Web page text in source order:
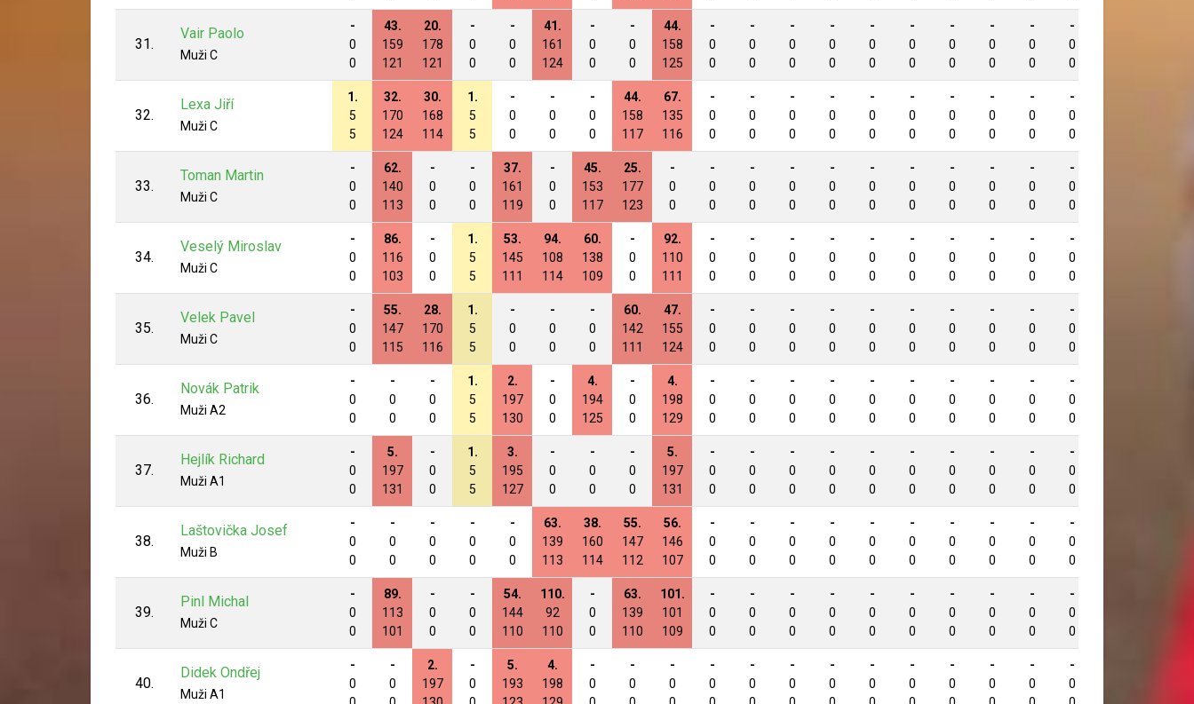
31.
Vair Paolo
Muži C
-
0
0
43.
159
121
20.
178
121
-
0
0
-
0
0
41.
161
124
-
0
0
-
0
0
44.
158
125
-
0
0
-
0
0
-
0
0
-
0
0
-
0
0
-
0
0
-
0
0
-
0
0
-
0
0
-
0
0
32.
Lexa Jiří
Muži C
1.
5
5
32.
170
124
30.
168
114
1.
5
5
-
0
0
-
0
0
-
0
0
44.
158
117
67.
135
116
-
0
0
-
0
0
-
0
0
-
0
0
-
0
0
-
0
0
-
0
0
-
0
0
-
0
0
-
0
0
33.
Toman Martin
Muži C
-
0
0
62.
140
113
-
0
0
-
0
0
37.
161
119
-
0
0
45.
153
117
25.
177
123
-
0
0
-
0
0
-
0
0
-
0
0
-
0
0
-
0
0
-
0
0
-
0
0
-
0
0
-
0
0
-
0
0
34.
Veselý Miroslav
Muži C
-
0
0
86.
116
103
-
0
0
1.
5
5
53.
145
111
94.
108
114
60.
138
109
-
0
0
92.
110
111
-
0
0
-
0
0
-
0
0
-
0
0
-
0
0
-
0
0
-
0
0
-
0
0
-
0
0
-
0
0
35.
Velek Pavel
Muži C
-
0
0
55.
147
115
28.
170
116
1.
5
5
-
0
0
-
0
0
-
0
0
60.
142
111
47.
155
124
-
0
0
-
0
0
-
0
0
-
0
0
-
0
0
-
0
0
-
0
0
-
0
0
-
0
0
-
0
0
36.
Novák Patrik
Muži A2
-
0
0
-
0
0
-
0
0
1.
5
5
2.
197
130
-
0
0
4.
194
125
-
0
0
4.
198
129
-
0
0
-
0
0
-
0
0
-
0
0
-
0
0
-
0
0
-
0
0
-
0
0
-
0
0
-
0
0
37.
Hejlík Richard
Muži A1
-
0
0
5.
197
131
-
0
0
1.
5
5
3.
195
127
-
0
0
-
0
0
-
0
0
5.
197
131
-
0
0
-
0
0
-
0
0
-
0
0
-
0
0
-
0
0
-
0
0
-
0
0
-
0
0
-
0
0
38.
Laštovička Josef
Muži B
-
0
0
-
0
0
-
0
0
-
0
0
-
0
0
63.
139
113
38.
160
114
55.
147
112
56.
146
107
-
0
0
-
0
0
-
0
0
-
0
0
-
0
0
-
0
0
-
0
0
-
0
0
-
0
0
-
0
0
39.
Pinl Michal
Muži C
-
0
0
89.
113
101
-
0
0
-
0
0
54.
144
110
110.
92
110
-
0
0
63.
139
110
101.
101
109
-
0
0
-
0
0
-
0
0
-
0
0
-
0
0
-
0
0
-
0
0
-
0
0
-
0
0
-
0
0
40.
Didek Ondřej
Muži A1
-
0
-
0
2.
197
-
0
5.
193
4.
198
-
0
-
0
-
0
-
0
-
0
-
0
-
0
-
0
-
0
-
0
-
0
-
0
-
0